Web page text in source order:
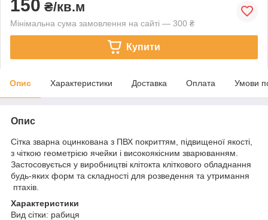
150 ₴/кв.м
Мінімальна сума замовлення на сайті — 300 ₴
Купити
Опис Характеристики Доставка Оплата Умови
Опис
Cітка зварна оцинкована з ПВХ покриттям, підвищеної якості,
з чіткою геометрією ячейки і високоякісним зварюванням.
Застосовується у виробництві клітокта кліткового обладнання
будь-яких форм та cкладності для розведення та утримання
птахів.
Характеристики
Вид сітки: рабиця